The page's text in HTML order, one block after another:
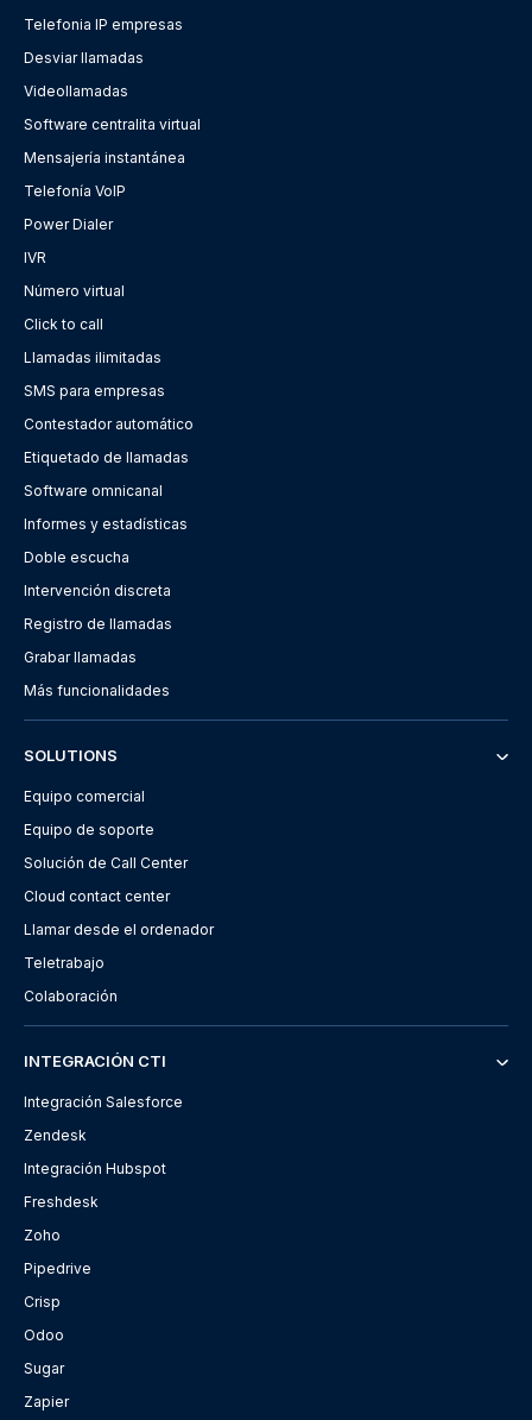
Telefonia IP empresas
Desviar llamadas
Videollamadas
Software centralita virtual
Mensajería instantánea
Telefonía VoIP
Power Dialer
IVR
Número virtual
Click to call
Llamadas ilimitadas
SMS para empresas
Contestador automático
Etiquetado de llamadas
Software omnicanal
Informes y estadísticas
Doble escucha
Intervención discreta
Registro de llamadas
Grabar llamadas
Más funcionalidades
SOLUTIONS
Equipo comercial
Equipo de soporte
Solución de Call Center
Cloud contact center
Llamar desde el ordenador
Teletrabajo
Colaboración
INTEGRACIÓN CTI
Integración Salesforce
Zendesk
Integración Hubspot
Freshdesk
Zoho
Pipedrive
Crisp
Odoo
Sugar
Zapier